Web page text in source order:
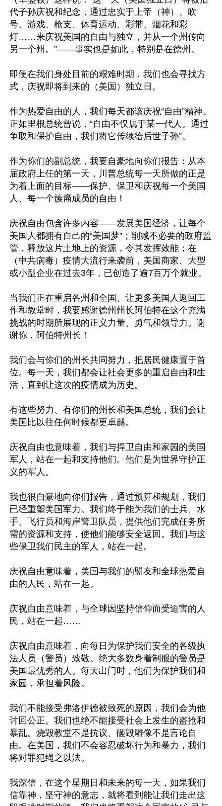
代子孙庆祝和纪念，通过忠实于上帝（神）、吹
号、游戏、枪支、体育运动、彩带、烟花和彩
灯……来庆祝美国的自由与独立，并从一个州传向
另一个州。”——事实也是如此，特别是在德州。
即便在我们身处目前的艰难时期，我们也会寻找方
式，庆祝即将到来的（美国）独立日。
作为热爱自由的人，我们每天都该庆祝“自由”精神。
正如里根总统曾说，“自由不仅属于某一代人。通过
争取和保护自由，我们将它传续给后世子孙”。
作为你们的副总统，我要自豪地向你们报告：从本
届政府上任的第一天，川普总统每一天所做的正是
为着上面的目标——保护、保卫和庆祝每一个美国
人、每一个族裔成员的自由！
庆祝自由包含许多内容——发展美国经济，让每个
美国人都拥有自己的“美国梦”；削减不必要的政府监
管，释放这片土地上的资源，令其发挥效能；在
（中共病毒）疫情大流行来袭前，美国商家、大型
或小型企业在过去3年，已创造了逾7百万个就业。
当我们正在重启各州和全国、让更多美国人返回工
作和教堂时，我要感谢德州州长阿伯特在这个充满
挑战的时期所展现的正义力量、勇气和领导力。谢
谢你，阿伯特州长！
我们会与你们的州长共同努力，把居民健康置于首
位。每一天，我们都会让社会更多的重启自由和生
活，直到让这次的疫情成为历史。
有这些努力、有你们的州长和美国总统，我们会让
美国比以往任何时候都更卓越。
庆祝自由也意味着，我们与捍卫自由和家园的美国
军人，站在一起和支持他们。他们是为世界守护正
义的军人。
我也很自豪地向你们报告，通过预算和规划，我们
已经重塑美国军力。我们终于能为我们的士兵、水
手、飞行员和海岸警卫队员，提供他们完成任务所
需的资源和支持，使他们能够安全返回。我们与这
些保卫我们民主的军人，站在一起。
庆祝自由意味着，美国与我们的盟友和全球热爱自
由的人民，站在一起。
庆祝自由意味着，与全球因坚持信仰而受迫害的人
民，站在一起……
庆祝自由意味着，向每日为保护我们安全的各级执
法人员（警员）致敬。绝大多数身着制服的警员是
美国最优秀的人。每天出门时，他们为保护我们和
家园，承担着风险。
我们不能接受弗洛伊德被致死的原因，我们会为他
讨回公正。我们也绝不能接受社会上发生的盗抢和
暴乱。烧毁教堂不是抗议、砸毁雕像不是言论自
由。在美国，我们不会容忍破坏行为和暴力，我们
将对罪犯绳之以法。
我深信，在这个星期日和未来的每一天，如果我们
信靠神，坚守神的意志，就将看到能让我们走出这